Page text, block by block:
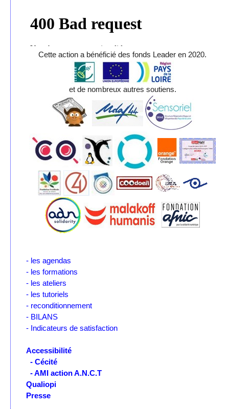
Cette action a bénéficié des fonds Leader en 2020.
et de nombreux autres soutiens.
- les agendas
- les formations
- les ateliers
- les tutoriels
- reconditionnement
- BILANS
- Indicateurs de satisfaction
Accessibilité
- Cécité
- AMI action A.N.C.T
Qualiopi
Presse